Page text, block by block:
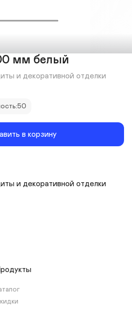
мм белый
и декоративной отделки
в корзину
и декоративной отделки